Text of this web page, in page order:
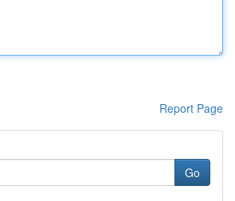
Report Page
Go